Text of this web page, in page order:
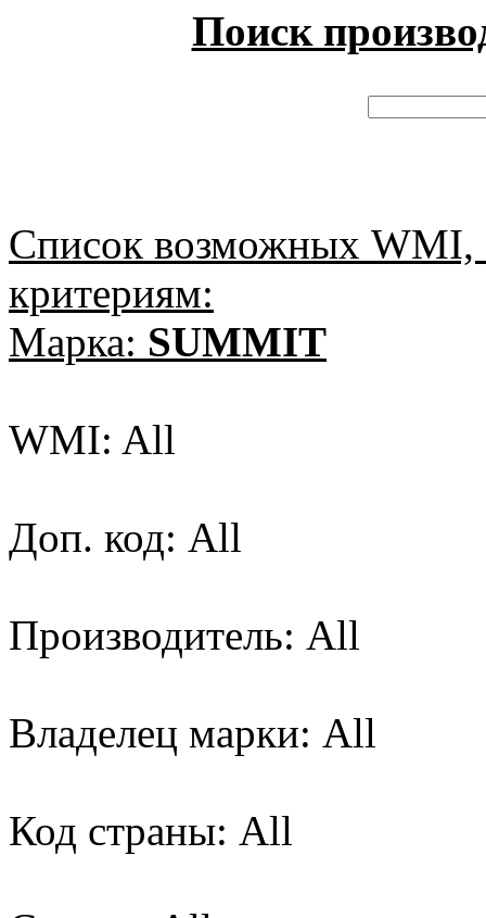
Поиск
Список возможных
критериям:
Марка: SUMMIT
WMI: All
Доп. код: All
Производитель: All
Владелец марки: All
Код страны: All